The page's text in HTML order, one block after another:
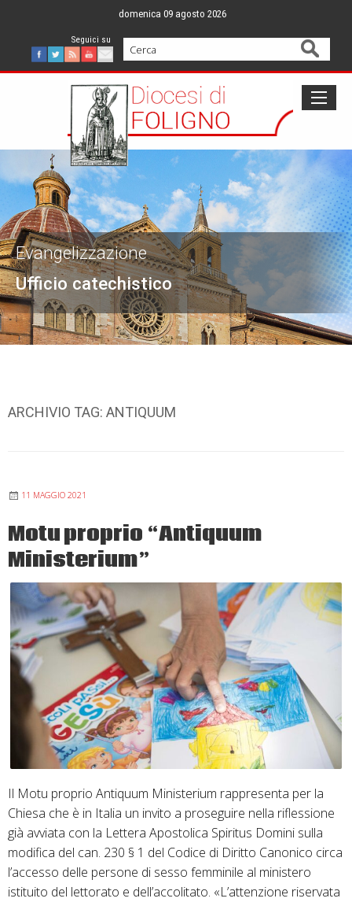
content
domenica 09 agosto 2026
Facebook
Twitter
FeedYoutube
Mail
Cerca
Ufficio catechistico
Evangelizzazione
ARCHIVIO TAG: ANTIQUUM
11 MAGGIO 2021
Motu proprio “Antiquum
Ministerium”
Il Motu proprio Antiquum Ministerium rappresenta per la
Chiesa che è in Italia un invito a proseguire nella riflessione
già avviata con la Lettera Apostolica Spiritus Domini sulla
modifica del can. 230 § 1 del Codice di Diritto Canonico circa
l’accesso delle persone di sesso femminile al ministero
istituito del lettorato e dell’accolitato. «L’attenzione riservata